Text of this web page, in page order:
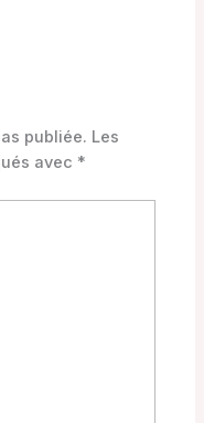
publiée. Les
avec *